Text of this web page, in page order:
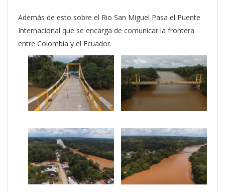
Además de esto sobre el Rio San Miguel Pasa el Puente
Internacional que se encarga de comunicar la frontera
entre Colombia y el Ecuador.